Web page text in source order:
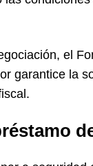
el
garantice la